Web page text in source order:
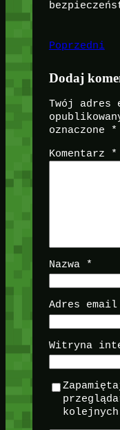
Poprzedni
Dodaj
Twój adres
oznaczone
*
Komentarz *
Nazwa *
Adres email
Witryna